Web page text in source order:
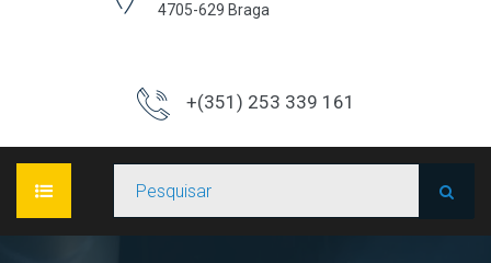
4705-629 Braga
+(351) 253 339 161